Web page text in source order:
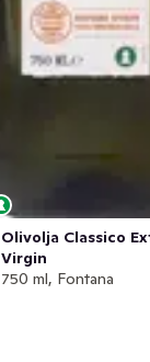
Olivolja Classico
Virgin
750 ml, Fontana